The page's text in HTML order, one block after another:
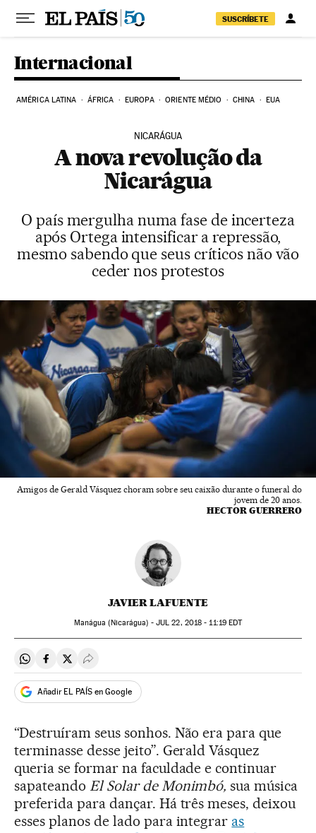
Pular para o conteúdo
SUSCRÍBETE
Internacional
AMÉRICA LATINA ÁFRICA EUROPA ORIENTE MÉDIO CHINA EUA
NICARÁGUA
A nova revolução da
Nicarágua
O país mergulha numa fase de incerteza
após Ortega intensificar a repressão,
mesmo sabendo que seus críticos não vão
ceder nos protestos
Amigos de Gerald Vásquez choram sobre seu caixão durante o funeral do
jovem de 20 anos.
HECTOR GUERRERO
JAVIER LAFUENTE
Manágua (Nicarágua) - JUL 22, 2018 - 11:19EDT
Compartir en Whatsapp
Compartir en Facebook
Compartir en Twitter
Desplegar Redes Sociales
Añadir EL PAÍS en Google
“Destruíram seus sonhos. Não era para que
terminasse desse jeito”. Gerald Vásquez
queria se formar na faculdade e continuar
sapateando El Solar de Monimbó,sua música
preferida para dançar. Há três meses, deixou
esses planos de lado para integrar as